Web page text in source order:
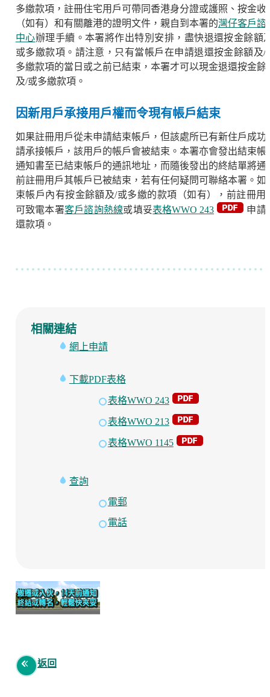
多繳款項，註冊住宅用戶可帶同香港身分證或護照、按金收
（如有）和有關離港的證明文件，親自到本署的灣仔客戶諮
中心辦理手續。本署將作出特別安排，盡快退還按金餘額
或多繳款項。請注意，只有當帳戶在申請退還按金餘額及/
多繳款項的當日或之前已結束，本署才可以現金退還按金餘
及/或多繳款項。
因新用戶承接用戶權而令現有帳戶結束
如果註冊用戶從未申請結束帳戶，但該處所已有新住戶成功
請承接帳戶，該用戶的帳戶會被結束。本署亦會發出結束帳
通知書至已結束帳戶的通訊地址，而隨後發出的終結單將通
前註冊用戶其帳戶已被結束，若有任何疑問可聯絡本署。如
束帳戶內有按金餘額及/或多繳的款項（如有），前註冊用
可致電本署客戶諮詢熱線或填妥表格WWO 243
申請
還款項。
相關連結
網上申請
下載PDF表格
表格WWO 243
表格WWO 213
表格WWO 1145
查詢
電郵
電話
返回